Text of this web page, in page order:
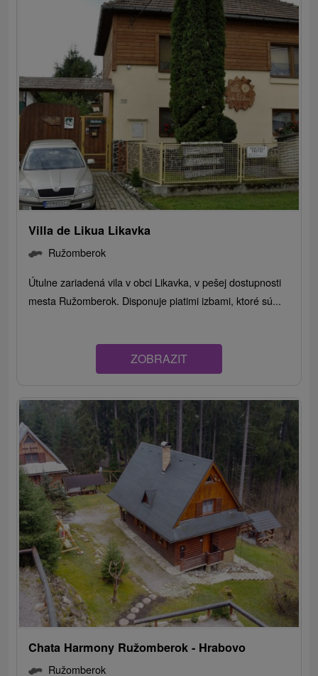
Villa de Likua Likavka
Ružomberok
Útulne zariadená vila v obci Likavka, v pešej dostupnosti
mesta Ružomberok. Disponuje piatimi izbami, ktoré sú...
ZOBRAZIT
Chata Harmony Ružomberok - Hrabovo
Ružomberok